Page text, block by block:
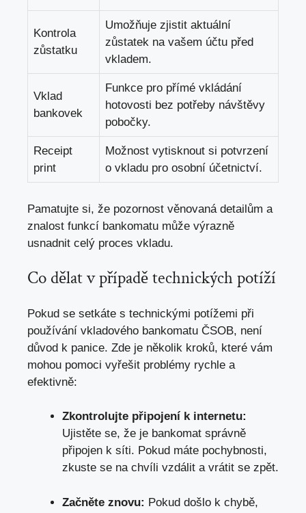
Kontrola
zůstatku
Umožňuje zjistit aktuální
zůstatek na vašem účtu před
vkladem.
Vklad
bankovek
Funkce pro přímé vkládání
hotovosti bez potřeby návštěvy
pobočky.
Receipt
print
Možnost vytisknout si potvrzení
o vkladu pro osobní účetnictví.
Pamatujte si, že pozornost věnovaná detailům a
znalost funkcí bankomatu může výrazně
usnadnit celý proces vkladu.
Co dělat v případě technických potíží
Pokud se setkáte s technickými potížemi při
používání vkladového bankomatu ČSOB, není
důvod k panice. Zde je několik kroků, které vám
mohou pomoci vyřešit problémy rychle a
efektivně:
Zkontrolujte připojení k internetu:
Ujistěte se, že je bankomat správně
připojen k síti. Pokud máte pochybnosti,
zkuste se na chvíli vzdálit a vrátit se zpět.
Začněte znovu: Pokud došlo k chybě,